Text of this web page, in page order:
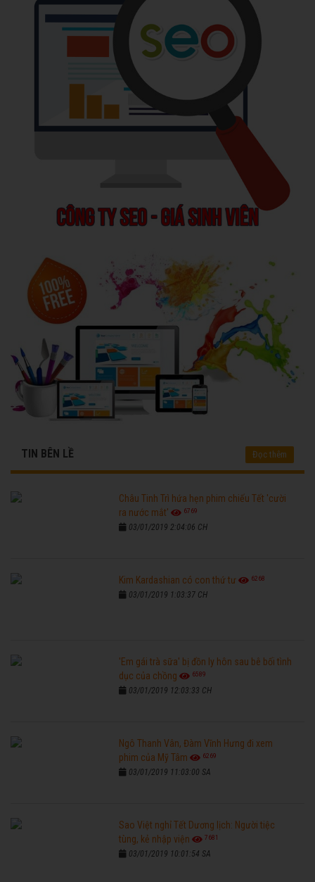
TIN BÊN LỀ Đọc thêm
Châu Tinh Trì hứa hẹn phim chiếu Tết 'cười
ra nước mắt'
6769
03/01/2019 2:04:06 CH
Kim Kardashian có con thứ tư 6268
03/01/2019 1:03:37 CH
'Em gái trà sữa' bị đồn ly hôn sau bê bối tình
dục của chồng
6589
03/01/2019 12:03:33 CH
Ngô Thanh Vân, Đàm Vĩnh Hưng đi xem
phim của Mỹ Tâm
6269
03/01/2019 11:03:00 SA
Sao Việt nghỉ Tết Dương lịch: Người tiệc
tùng, kẻ nhập viện
7681
03/01/2019 10:01:54 SA